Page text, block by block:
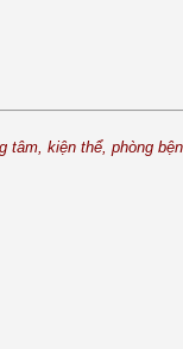
kiện thể, phòng